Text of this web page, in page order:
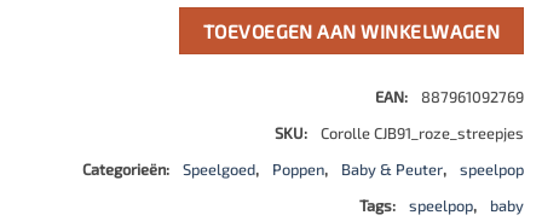
TOEVOEGEN AAN WINKELWAGEN
EAN:
887961092769
SKU:
Corolle CJB91_roze_streepjes
Categorieën:
Speelgoed, Poppen, Baby & Peuter,
speelpop
Tags:
speelpop, baby